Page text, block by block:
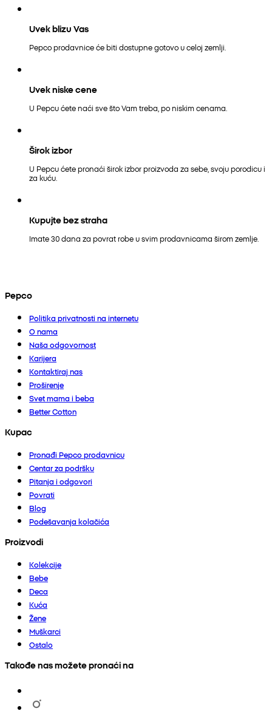
Uvek blizu Vas
Pepco prodavnice će biti dostupne gotovo u celoj zemlji.
Uvek niske cene
U Pepcu ćete naći sve što Vam treba, po niskim cenama.
Širok izbor
U Pepcu ćete pronaći širok izbor proizvoda za sebe, svoju porodicu i
za kuću.
Kupujte bez straha
Imate 30 dana za povrat robe u svim prodavnicama širom zemlje.
Pepco
Politika privatnosti na internetu
O nama
Naša odgovornost
Karijera
Kontaktiraj nas
Proširenje
Svet mama i beba
Better Cotton
Kupac
Pronađi Pepco prodavnicu
Centar za podršku
Pitanja i odgovori
Povrati
Blog
Podešavanja kolačića
Proizvodi
Kolekcije
Bebe
Deca
Kuća
Žene
Muškarci
Ostalo
Takođe nas možete pronaći na